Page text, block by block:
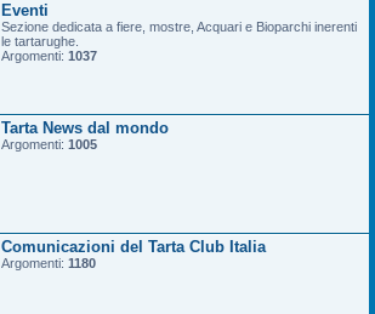
Eventi
Sezione dedicata a fiere, mostre, Acquari e Bioparchi inerenti
le tartarughe.
Argomenti: 1037
Tarta News dal mondo
Argomenti: 1005
Comunicazioni del Tarta Club Italia
Argomenti: 1180